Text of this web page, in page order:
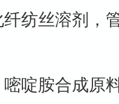
纺丝溶剂，
啶胺合成原